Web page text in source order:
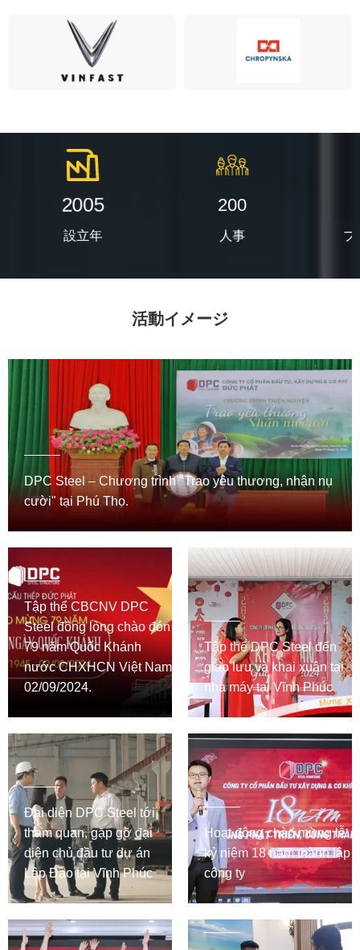
2005
設立年
200
人事 プ
活動イメージ
DPC Steel – Chương trình "Trao yêu thương, nhận nụ
cười" tại Phú Thọ.
Tập thể CBCNV DPC
Steel đồng lòng chào đón
79 năm Quốc Khánh
nước CHXHCN Việt Nam
02/09/2024.
Tập thể DPC Steel đến
giao lưu và khai xuân tại
nhà máy tại Vĩnh Phúc
Đại diện DPC Steel tới
tham quan, gặp gỡ đại
diện chủ đầu tư dự án
Lập Đào tại Vĩnh Phúc
Hoạt động chào mừng lễ
kỷ niệm 18 năm thành lập
công ty